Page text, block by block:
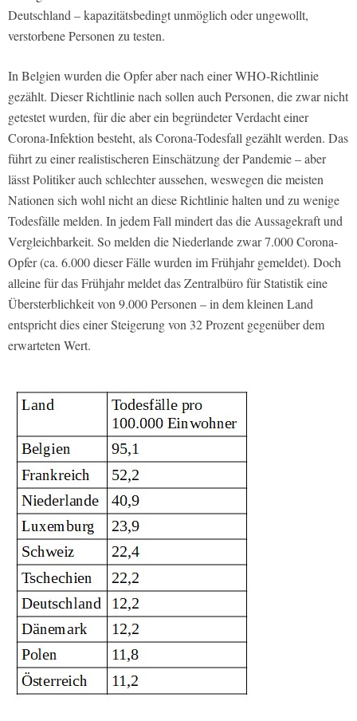
Deutschland – kapazitätsbedingt unmöglich oder ungewollt,
verstorbene Personen zu testen.
In Belgien wurden die Opfer aber nach einer WHO-Richtlinie
gezählt. Dieser Richtlinie nach sollen auch Personen, die zwar nicht
getestet wurden, für die aber ein begründeter Verdacht einer
Corona-Infektion besteht, als Corona-Todesfall gezählt werden. Das
führt zu einer realistischeren Einschätzung der Pandemie – aber
lässt Politiker auch schlechter aussehen, weswegen die meisten
Nationen sich wohl nicht an diese Richtlinie halten und zu wenige
Todesfälle melden. In jedem Fall mindert das die Aussagekraft und
Vergleichbarkeit. So melden die Niederlande zwar 7.000 Corona-
Opfer (ca. 6.000 dieser Fälle wurden im Frühjahr gemeldet). Doch
alleine für das Frühjahr meldet das Zentralbüro für Statistik eine
Übersterblichkeit von 9.000 Personen – in dem kleinen Land
entspricht dies einer Steigerung von 32 Prozent gegenüber dem
erwarteten Wert.